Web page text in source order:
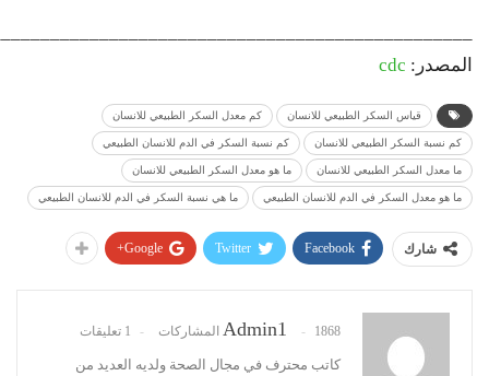
المصدر: cdc
قياس السكر الطبيعي للانسان كم معدل السكر الطبيعي للانسان
كم نسبة السكر الطبيعي للانسان كم نسبة السكر في الدم للانسان الطبيعي
ما معدل السكر الطبيعي للانسان ما هو معدل السكر الطبيعي للانسان
ما هو معدل السكر في الدم للانسان الطبيعي ما هي نسبة السكر في الدم للانسان الطبيعي
شارك Facebook
Twitter
Google+
Admin1 1868 المشاركات 1 تعليقات
كاتب محترف في مجال الصحة ولديه العديد من